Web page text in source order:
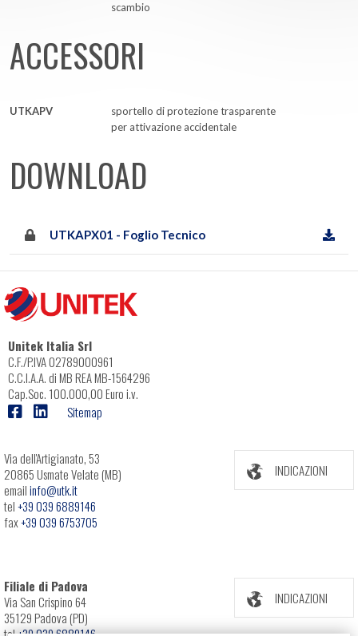
scambio
ACCESSORI
UTKAPV
sportello di protezione trasparente
per attivazione accidentale
DOWNLOAD
UTKAPX01 - Foglio Tecnico
Unitek Italia Srl
C.F./P.IVA 02789000961
C.C.I.A.A. di MB REA MB-1564296
Cap.Soc. 100.000,00 Euro i.v.
Sitemap
Via dell'Artigianato, 53
20865 Usmate Velate (MB)
emailinfo@utk.it
tel+39 039 6889146
fax+39 039 6753705
INDICAZIONI
Filiale di Padova
Via San Crispino 64
35129 Padova (PD)
INDICAZIONI